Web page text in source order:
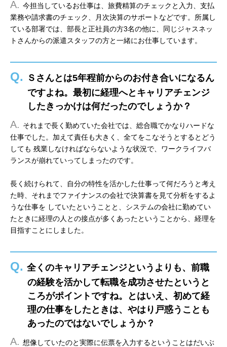
A. 今担当しているお仕事は、旅費精算のチェックと入力、支払
業務や請求書のチェック、月次決算のサポートなどです。所属し
ている部署では、部長と正社員の方3名の他に、同じジャスネッ
トさんからの派遣スタッフの方と一緒にお仕事しています。
Q.
Ｓさんとは5年程前からのお付き合いになるん
ですよね。最初に経理へとキャリアチェンジ
したきっかけは何だったのでしょうか？
A. それまで長く勤めていた会社では、総合職でかなりハードな
仕事でした。加えて責任も大きく、全てをこなそうとするとどう
しても 残業しなければならないような状況で、ワークライフバ
ランスが崩れていってしまったのです。
長く続けられて、自分の特性を活かした仕事って何だろうと考え
た時、それまでファイナンスの会社で決算書を見て分析をするよ
うな仕事を していたということと、システムの会社に勤めてい
たときに経理の人との接点が多くあったということから、経理を
目指すことにしました。
Q. 全くのキャリアチェンジというよりも、前職
の経験を活かして転職を成功させたというと
ころがポイントですね。とはいえ、初めて経
理の仕事をしたときは、やはり戸惑うことも
あったのではないでしょうか？
A. 想像していたのと実際に伝票を入力するということはだいぶ